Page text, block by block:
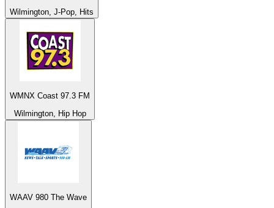
Wilmington, J-Pop, Hits
WMNX Coast 97.3 FM
Wilmington, Hip Hop
WAAV 980 The Wave